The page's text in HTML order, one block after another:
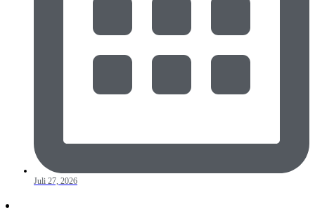
Juli 27, 2026